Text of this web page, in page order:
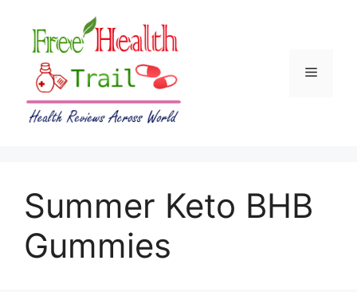
content
Menu
Summer Keto BHB
Gummies